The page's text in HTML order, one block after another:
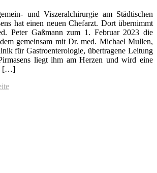
und Viszeralchirurgie am Städtischen
hat einen neuen Chefarzt. Dort übernimmt
Peter Gaßmann zum 1. Februar 2023 die
gemeinsam mit Dr. med. Michael Mullen,
für Gastroenterologie, übertragene Leitung
liegt ihm am Herzen und wird eine
[…]
aufrufen